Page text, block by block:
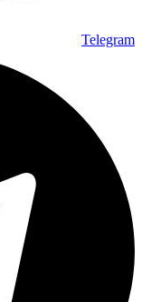
Telegram